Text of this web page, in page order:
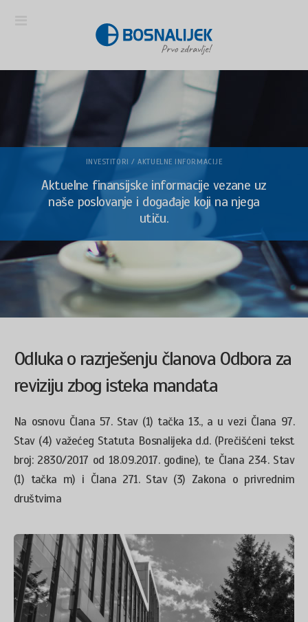
INVESTITORI / AKTUELNE INFORMACIJE
Aktuelne finansijske informacije vezane uz
naše poslovanje i događaje koji na njega
utiču.
Odluka o razrješenju članova Odbora za
reviziju zbog isteka mandata
Na osnovu Člana 57. Stav (1) tačka 13., a u vezi Člana 97.
Stav (4) važećeg Statuta Bosnalijeka d.d. (Prečišćeni tekst
broj: 2830/2017 od 18.09.2017. godine), te Člana 234. Stav
(1) tačka m) i Člana 271. Stav (3) Zakona o privrednim
društvima